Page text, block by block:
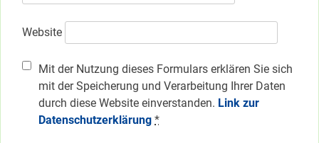
Website
Mit der Nutzung dieses Formulars erklären Sie sich
mit der Speicherung und Verarbeitung Ihrer Daten
durch diese Website einverstanden. Link zur
Datenschutzerklärung *